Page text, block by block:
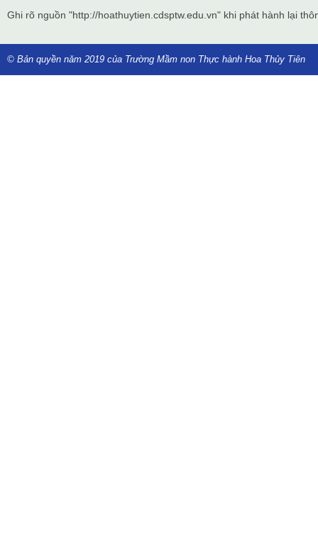
Ghi rõ nguồn "http://hoathuytien.cdsptw.edu.vn" khi phát hành lại
© Bản quyền năm 2019 của Trường Mầm non Thực hành Hoa Thủy Tiên